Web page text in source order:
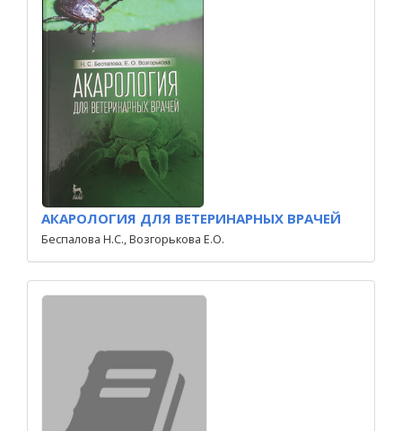
АКАРОЛОГИЯ ДЛЯ ВЕТЕРИНАРНЫХ ВРАЧЕЙ
Беспалова Н.С., Возгорькова Е.О.